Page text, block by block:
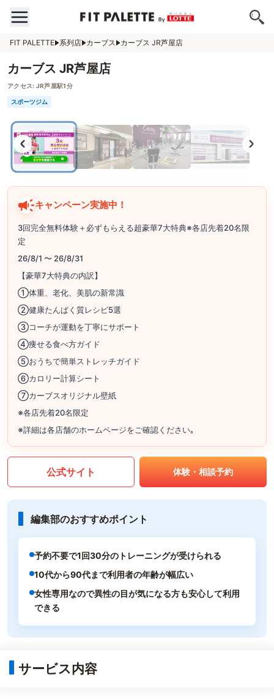
FIT PALETTE 系列店 カーブス カーブス JR芦屋店
カーブス JR芦屋店
アクセス: JR芦屋駅1分
スポーツジム
キャンペーン実施中！
3回完全無料体験＋必ずもらえる超豪華7大特典※各店先着20名限
定
26/8/1 〜 26/8/31
【豪華7大特典の内訳】
①体重、老化、美肌の新常識
②健康たんぱく質レシピ5選
③コーチが運動を丁寧にサポート
④痩せる食べ方ガイド
⑤おうちで簡単ストレッチガイド
⑥カロリー計算シート
⑦カーブスオリジナル壁紙
※各店先着20名限定
※詳細は各店舗のホームページをご確認ください｡
公式サイト 体験・相談予約
編集部のおすすめポイント
予約不要で1回30分のトレーニングが受けられる
10代から90代まで利用者の年齢が幅広い
女性専用なので異性の目が気になる方も安心して利用
できる
サービス内容